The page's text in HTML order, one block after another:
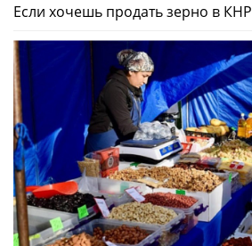
Если хочешь продать зерно в КНР